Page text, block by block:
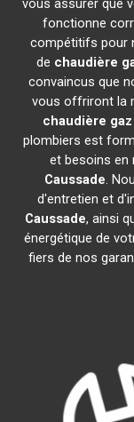
vous assurer que
fonctionne
compétitifs pour
de chaudière
convaincus que
vous offriront la
chaudière
plombiers est
et besoins en
Caussade.
d'entretien et
Caussade, ainsi
énergétique de
fiers de nos